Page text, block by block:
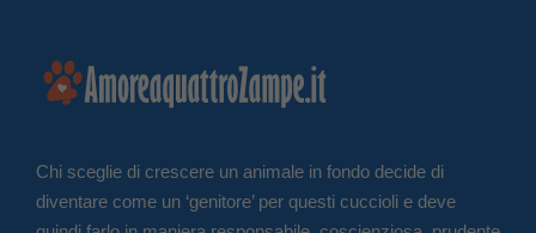
Chi sceglie di crescere un animale in fondo decide di
diventare come un ‘genitore’ per questi cuccioli e deve